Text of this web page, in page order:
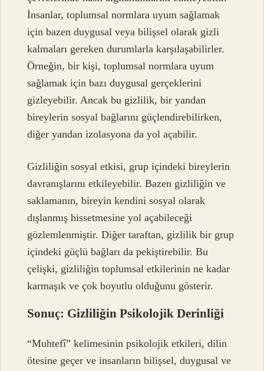
İnsanlar, toplumsal normlara uyum sağlamak
için bazen duygusal veya bilişsel olarak gizli
kalmaları gereken durumlarla karşılaşabilirler.
Örneğin, bir kişi, toplumsal normlara uyum
sağlamak için bazı duygusal gerçeklerini
gizleyebilir. Ancak bu gizlilik, bir yandan
bireylerin sosyal bağlarını güçlendirebilirken,
diğer yandan izolasyona da yol açabilir.
Gizliliğin sosyal etkisi, grup içindeki bireylerin
davranışlarını etkileyebilir. Bazen gizliliğin ve
saklamanın, bireyin kendini sosyal olarak
dışlanmış hissetmesine yol açabileceği
gözlemlenmiştir. Diğer taraftan, gizlilik bir grup
içindeki güçlü bağları da pekiştirebilir. Bu
çelişki, gizliliğin toplumsal etkilerinin ne kadar
karmaşık ve çok boyutlu olduğunu gösterir.
Sonuç: Gizliliğin Psikolojik Derinliği
“Muhtefî” kelimesinin psikolojik etkileri, dilin
ötesine geçer ve insanların bilişsel, duygusal ve